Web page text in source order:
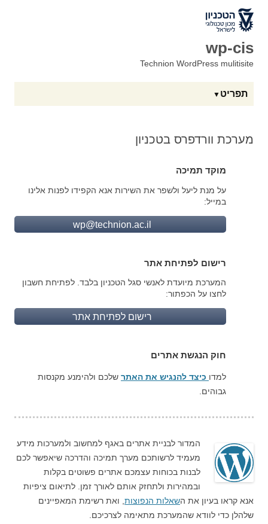
לאתר הטכניון
wp-cis
Technion WordPress mulitisite
תפריט
מערכת וורדפרס בטכניון
מוקד תמיכה
על מנת ליעל ולשפר את השירות אנא הקפידו לפנות אלינו
במייל:
רישום לפתיחת אתר
המערכת מיועדת לאנשי סגל הטכניון בלבד. לפתיחת חשבון
לחצו על הכפתור:
רישום לפתיחת אתר
חוק הנגשת אתרים
למדו כיצד להנגיש את האתר שלכם ולהימנע מקנסות
גבוהים.
המדור לבניית אתרים באגף למחשוב ולמערכות מידע
מעמיד לרשותכם מערך תמיכה והדרכה שיאפשר לכם
לבנות בכוחות עצמכם אתרים פשוטים בקלות
ובמהירות ולתחזק אותם לאורך זמן. לתיאום ציפיות
אנא קראו בעיון את השאלות הנפוצות , ואת רשימת המאפיינים
שלהלן כדי לוודא שהמערכת מתאימה לצרכיכם.